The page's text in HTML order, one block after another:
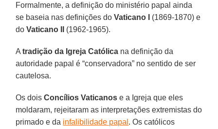
Formalmente, a definição do ministério papal ainda
se baseia nas definições doVaticano I
(1869-1870) e
doVaticano II (1962-1965).
Atradição da Igreja Católica na definição da
autoridade papal é “conservadora” no sentido de ser
cautelosa.
Os doisConcílios Vaticanos e a Igreja que eles
moldaram, rejeitaram as interpretações extremistas do
primado e da infalibilidade papal . Os católicos